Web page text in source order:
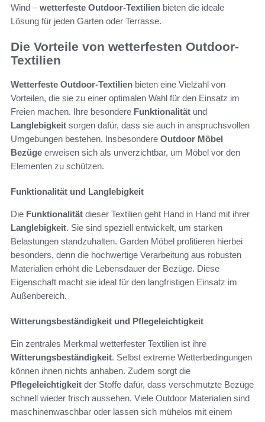
Wind –wetterfeste Outdoor-Textilien bieten die ideale
Lösung für jeden Garten oder Terrasse.
Die Vorteile von wetterfesten Outdoor-
Textilien
Wetterfeste Outdoor-Textilien bieten eine Vielzahl von
Vorteilen, die sie zu einer optimalen Wahl für den Einsatz im
Freien machen. Ihre besondere Funktionalität und
Langlebigkeit sorgen dafür, dass sie auch in anspruchsvollen
Umgebungen bestehen. Insbesondere Outdoor Möbel
Bezüge erweisen sich als unverzichtbar, um Möbel vor den
Elementen zu schützen.
Funktionalität und Langlebigkeit
Die Funktionalität dieser Textilien geht Hand in Hand mit ihrer
Langlebigkeit. Sie sind speziell entwickelt, um starken
Belastungen standzuhalten. Garden Möbel profitieren hierbei
besonders, denn die hochwertige Verarbeitung aus robusten
Materialien erhöht die Lebensdauer der Bezüge. Diese
Eigenschaft macht sie ideal für den langfristigen Einsatz im
Außenbereich.
Witterungsbeständigkeit und Pflegeleichtigkeit
Ein zentrales Merkmal wetterfester Textilien ist ihre
Witterungsbeständigkeit. Selbst extreme Wetterbedingungen
können ihnen nichts anhaben. Zudem sorgt die
Pflegeleichtigkeit der Stoffe dafür, dass verschmutzte Bezüge
schnell wieder frisch aussehen. Viele Outdoor Materialien sind
maschinenwaschbar oder lassen sich mühelos mit einem